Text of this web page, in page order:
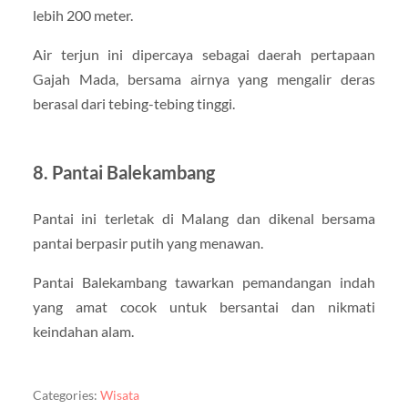
lebih 200 meter.
Air terjun ini dipercaya sebagai daerah pertapaan
Gajah Mada, bersama airnya yang mengalir deras
berasal dari tebing-tebing tinggi.
8. Pantai Balekambang
Pantai ini terletak di Malang dan dikenal bersama
pantai berpasir putih yang menawan.
Pantai Balekambang tawarkan pemandangan indah
yang amat cocok untuk bersantai dan nikmati
keindahan alam.
Categories: Wisata